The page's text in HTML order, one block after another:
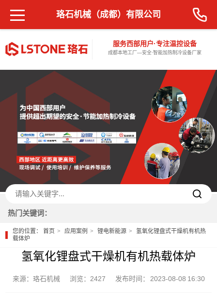
服务西部用户·专注温控设备
成都本地工厂—安全·智能加热制冷设备厂家
珞石机械（成都）有限公司
热门关键词：
您的位置：首页 应用案例 锂电新能源
氢氧化锂盘式干燥机有机热
载体炉
氢氧化锂盘式干燥机有机热载体炉
来源：珞石机械 浏览：2427 发布时间： 2023-08-08 16:30